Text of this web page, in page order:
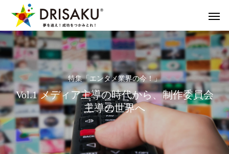
特集「エンタメ業界の今！」
Vol.1 メディア主導の時代から、制作委員会
主導の世界へ